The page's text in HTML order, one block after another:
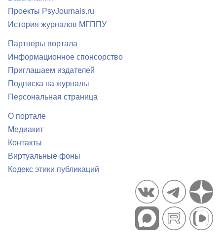
Проекты PsyJournals.ru
История журналов МГППУ
Партнеры портала
Информационное спонсорство
Приглашаем издателей
Подписка на журналы
Персональная страница
О портале
Медиакит
Контакты
Виртуальные фоны
Кодекс этики публикаций